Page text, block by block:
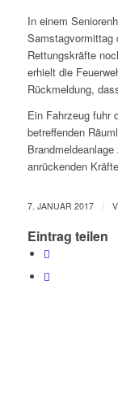
In einem
Samstagvormittag
Rettungskräfte
erhielt die
Rückmeldung,
Ein Fahrzeug fuhr
betreffenden
anrückenden
7. JANUAR 2017 /
Eintrag teilen